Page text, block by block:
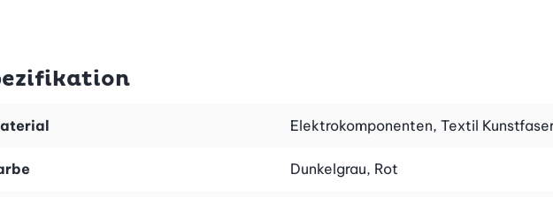
Die sanfte Wärme löst zusätzlich deine Muskulatur und fördert die
deiner Massage sorgt.
Elektrokomponenten, Textil
Dunkelgrau, Rot